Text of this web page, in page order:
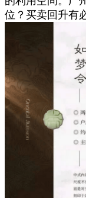
位？买卖回升有